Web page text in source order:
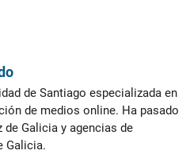
de Santiago especializada en
de medios online. Ha pasado
Galicia y agencias de
Galicia.